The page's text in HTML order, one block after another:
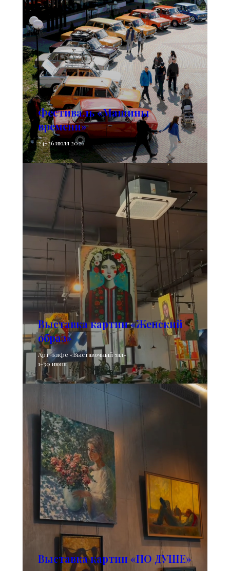
Фестиваль «Машины
времени»
24-26 июля 2026
Выставка картин «Женский
образ»
Арт-кафе «Выставочный зал»
1-30 июня
Выставка картин «ПО ДУШЕ»